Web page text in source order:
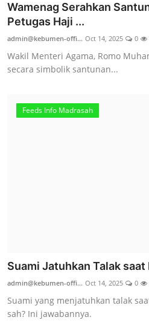
Wamenag Serahkan
Petugas Haji ...
admin@kebumen-offi... Oct 14, 2025 0
Wakil Menteri Agama, Romo
secara simbolik santunan...
Feeds Info Madrasah
Suami Jatuhkan Talak saat
admin@kebumen-offi... Oct 14, 2025 0
Suami yang menjatuhkan talak
sah? Ini jawabannya.